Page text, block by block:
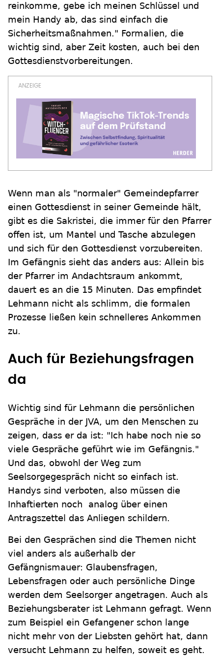
reinkomme, gebe ich meinen Schlüssel und
mein Handy ab, das sind einfach die
Sicherheitsmaßnahmen." Formalien, die
wichtig sind, aber Zeit kosten, auch bei den
Gottesdienstvorbereitungen.
Wenn man als "normaler" Gemeindepfarrer
einen Gottesdienst in seiner Gemeinde hält,
gibt es die Sakristei, die immer für den Pfarrer
offen ist, um Mantel und Tasche abzulegen
und sich für den Gottesdienst vorzubereiten.
Im Gefängnis sieht das anders aus: Allein bis
der Pfarrer im Andachtsraum ankommt,
dauert es an die 15 Minuten. Das empfindet
Lehmann nicht als schlimm, die formalen
Prozesse ließen kein schnelleres Ankommen
zu.
Auch für Beziehungsfragen
da
Wichtig sind für Lehmann die persönlichen
Gespräche in der JVA, um den Menschen zu
zeigen, dass er da ist: "Ich habe noch nie so
viele Gespräche geführt wie im Gefängnis."
Und das, obwohl der Weg zum
Seelsorgegespräch nicht so einfach ist.
Handys sind verboten, also müssen die
Inhaftierten noch analog über einen
Antragszettel das Anliegen schildern.
Bei den Gesprächen sind die Themen nicht
viel anders als außerhalb der
Gefängnismauer: Glaubensfragen,
Lebensfragen oder auch persönliche Dinge
werden dem Seelsorger angetragen. Auch als
Beziehungsberater ist Lehmann gefragt. Wenn
zum Beispiel ein Gefangener schon lange
nicht mehr von der Liebsten gehört hat, dann
versucht Lehmann zu helfen, soweit es geht.